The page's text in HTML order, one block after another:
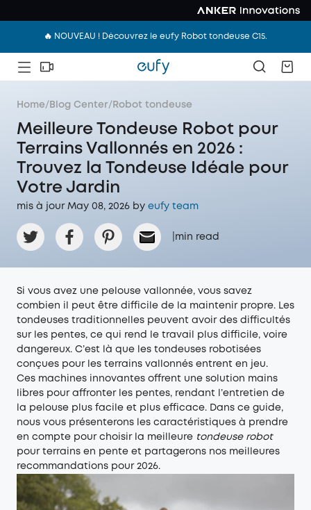
🔥 NOUVEAU ! Découvrez le eufy Robot tondeuse C15.
Home/ Blog Center/ Robot tondeuse
Meilleure Tondeuse Robot pour
Terrains Vallonnés en 2026 :
Trouvez la Tondeuse Idéale pour
Votre Jardin
mis à jour May 08, 2026 by eufy team
min read
Si vous avez une pelouse vallonnée, vous savez
combien il peut être difficile de la maintenir propre. Les
tondeuses traditionnelles peuvent avoir des difficultés
sur les pentes, ce qui rend le travail plus difficile, voire
dangereux. C’est là que les tondeuses robotisées
conçues pour les terrains vallonnés entrent en jeu.
Ces machines innovantes offrent une solution mains
libres pour affronter les pentes, rendant l’entretien de
la pelouse plus facile et plus efficace. Dans ce guide,
nous vous présenterons les caractéristiques à prendre
en compte pour choisir la meilleure tondeuse robot
pour terrains en pente et partagerons nos meilleures
recommandations pour 2026.